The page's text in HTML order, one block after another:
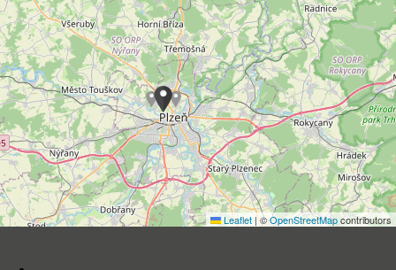
Leaflet |©OpenStreetMapcontributors